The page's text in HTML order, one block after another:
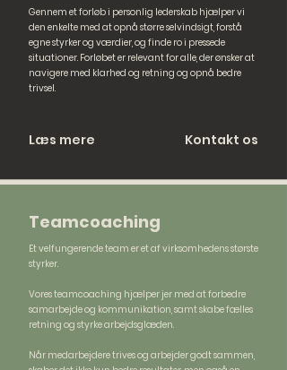
Gennem et forløb i personlig lederskab hjælper vi
den enkelte med at opnå større selvindsigt, forstå
egne styrker og værdier, og finde ro i pressede
situationer. Forløbet er relevant for alle, der ønsker at
navigere med klarhed og retning og opnå bedre
trivsel.
Læs mere Kontakt os
Teamcoaching
Et velfungerende team er et af virksomhedens største
styrker.
Vores teamcoaching hjælper jer med at forbedre
samarbejde og kommunikation, samt skabe fælles
retning og styrke arbejdsglæden.
Når medarbejdere trives og arbejder godt sammen,